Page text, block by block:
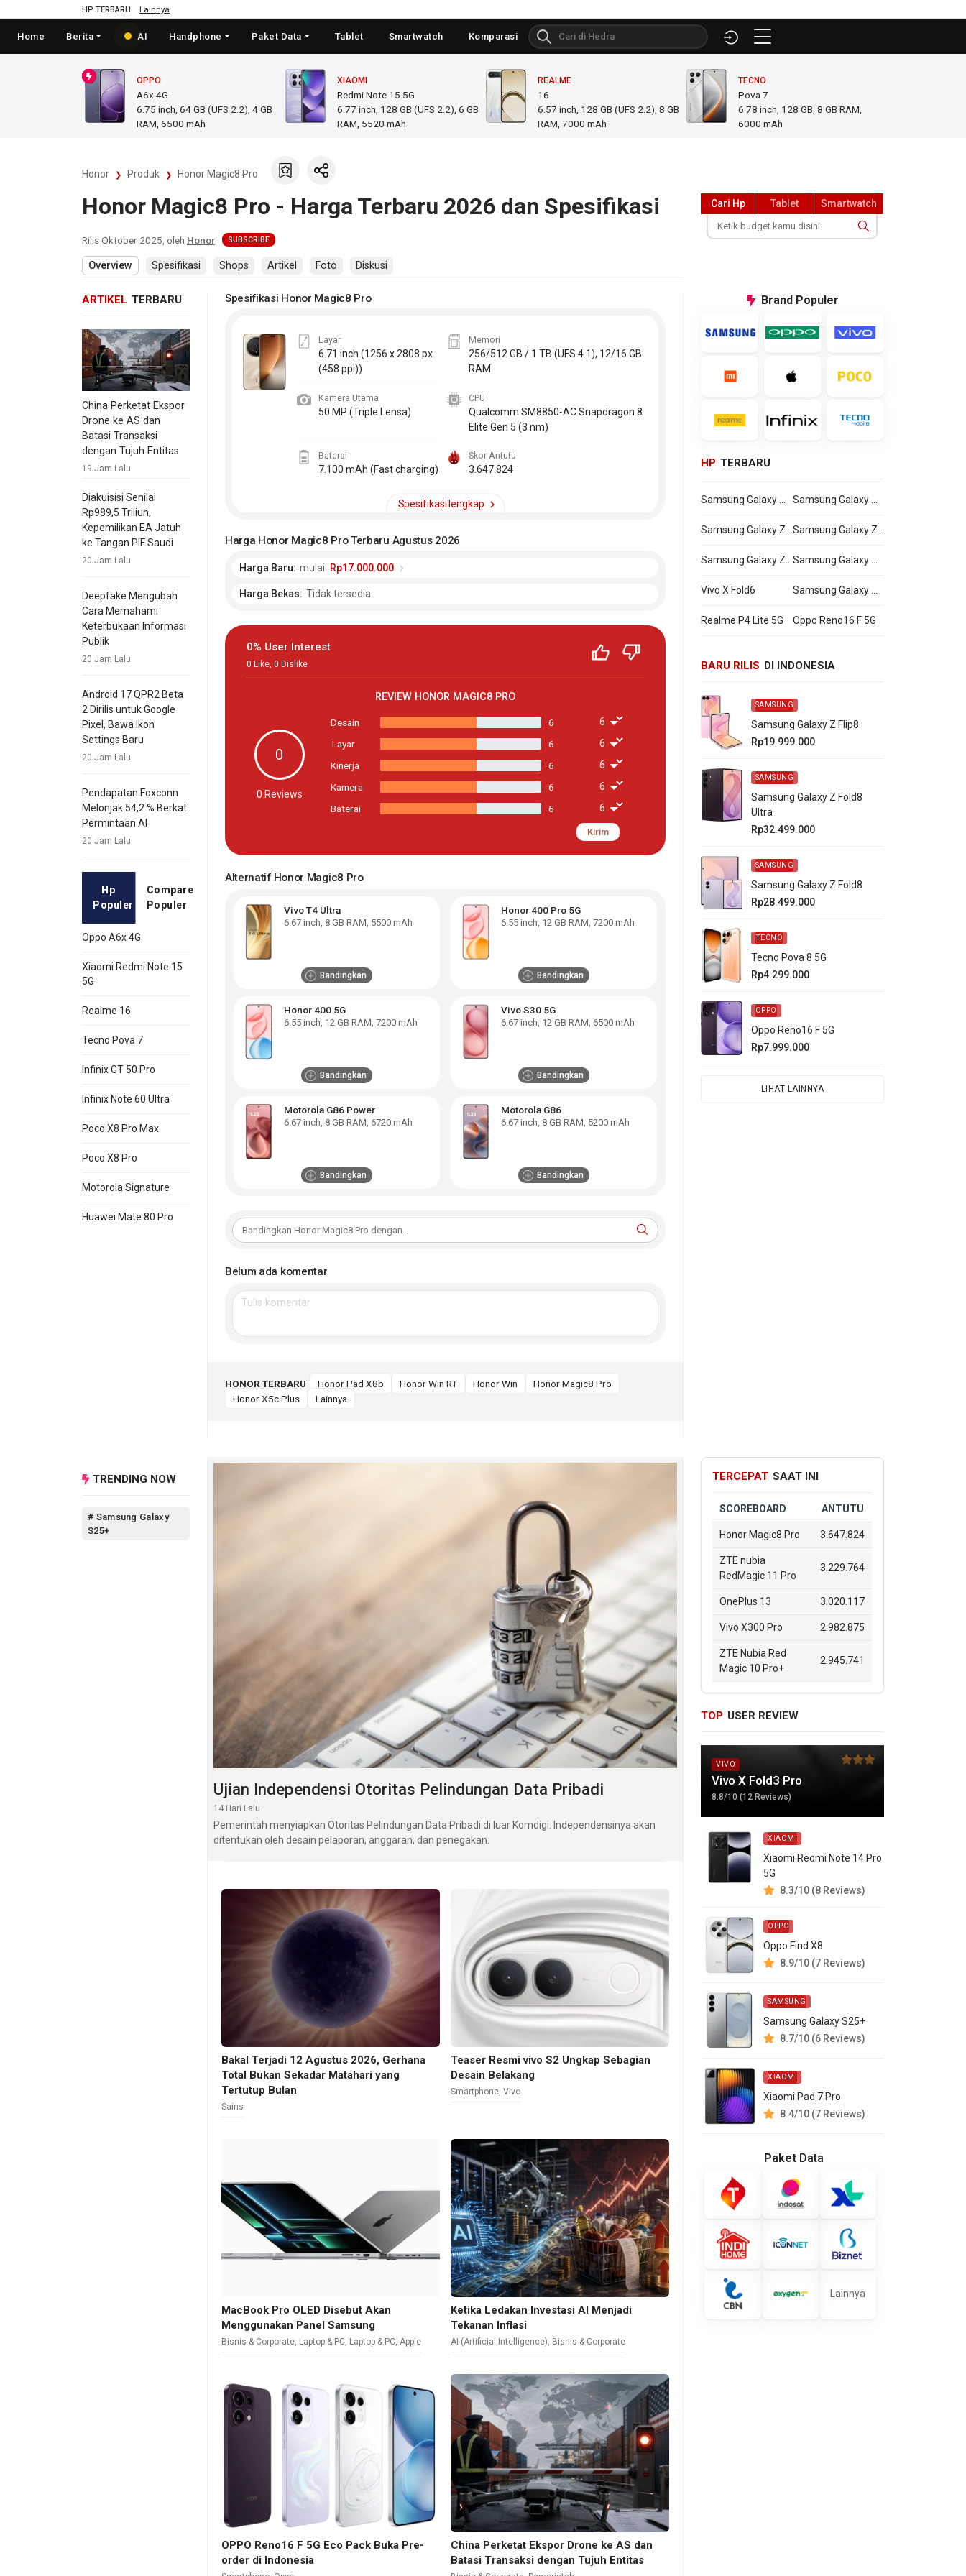
HP TERBARU Lainnya
Home Berita AI Handphone Paket Data Tablet Smartwatch Komparasi
OPPO
A6x 4G
6.75 inch, 64 GB (UFS 2.2), 4 GB
RAM 6500 mAh
XIAOMI
Redmi Note 15 5G
6.77 inch, 128 GB (UFS 2.2), 6 GB
RAM 5520 mAh
REALME
16
6.57 inch, 128 GB (UFS 2.2), 8 GB
RAM 7000 mAh
TECNO
Pova 7
6.78 inch, 128 GB, 8 GB RAM
6000 mAh
Honor Produk Honor Magic8 Pro
Honor Magic8 Pro - Harga Terbaru 2026 dan Spesifikasi
RilisOktober 2025 , oleh Honor SUBSCRIBE
Overview Spesifikasi Shops Artikel Foto Diskusi
Cari Hp Tablet Smartwatch
ARTIKEL TERBARU
China Perketat Ekspor
Drone ke AS dan
Batasi Transaksi
dengan Tujuh Entitas
19 Jam Lalu
Diakuisisi Senilai
Rp989,5 Triliun,
Kepemilikan EA Jatuh
ke Tangan PIF Saudi
20 Jam Lalu
Deepfake Mengubah
Cara Memahami
Keterbukaan Informasi
Publik
20 Jam Lalu
Android 17 QPR2 Beta
2 Dirilis untuk Google
Pixel, Bawa Ikon
Settings Baru
20 Jam Lalu
Pendapatan Foxconn
Melonjak 54,2 % Berkat
Permintaan AI
20 Jam Lalu
Hp
Populer
Compare
Populer
Oppo A6x 4G
Xiaomi Redmi Note 15
5G
Realme 16
Tecno Pova 7
Infinix GT 50 Pro
Infinix Note 60 Ultra
Poco X8 Pro Max
Poco X8 Pro
Motorola Signature
Huawei Mate 80 Pro
Spesifikasi Honor Magic8 Pro
Layar
6.71 inch (1256 x 2808 px
(458 ppi))
Memori
256/512 GB / 1 TB (UFS 4.1), 12/16 GB
RAM
Kamera Utama
50 MP (Triple Lensa)
CPU
Qualcomm SM8850-AC Snapdragon 8
Elite Gen 5 (3 nm)
Baterai
7.100 mAh (Fast charging)
Skor Antutu
3.647.824
Spesifikasi lengkap
Harga Honor Magic8 Pro Terbaru Agustus 2026
Harga Baru: mulai Rp17.000.000
Harga Bekas: Tidak tersedia
0% User Interest
0 Like, 0 Dislike
REVIEW HONOR MAGIC8 PRO
0
0 Reviews
Desain
6
Layar
6
Kinerja
6
Kamera
6
Baterai
6
Kirim
Alternatif Honor Magic8 Pro
Vivo T4 Ultra
6.67 inch, 8 GB RAM 5500 mAh
Bandingkan
Honor 400 Pro 5G
6.55 inch, 12 GB RAM ,7200 mAh
Bandingkan
Honor 400 5G
6.55 inch, 12 GB RAM ,7200 mAh
Bandingkan
Vivo S30 5G
6.67 inch, 12 GB RAM ,6500 mAh
Bandingkan
Motorola G86 Power
6.67 inch, 8 GB RAM ,6720 mAh
Bandingkan
Motorola G86
6.67 inch, 8 GB RAM 5200 mAh
Bandingkan
Belum ada komentar
HONOR TERBARU Honor Pad X8b Honor Win RT Honor Win
Honor Magic8 Pro
Honor X5c Plus
Lainnya
Brand Populer
HP TERBARU
Vivo X Fold6
Realme P4 Lite 5G Oppo Reno16 F 5G
BARU RILIS DI INDONESIA
SAMSUNG
Samsung Galaxy Z Flip8
Rp19.999.000
SAMSUNG
Samsung Galaxy Z Fold8
Ultra
Rp32.499.000
SAMSUNG
Samsung Galaxy Z Fold8
Rp28.499.000
TECNO
Tecno Pova 8 5G
Rp4.299.000
OPPO
Oppo Reno16 F 5G
Rp7.999.000
LIHAT LAINNYA
TRENDING NOW
# Samsung Galaxy
S25+
Ujian Independensi Otoritas Pelindungan Data Pribadi
14 Hari Lalu
Pemerintah menyiapkan Otoritas Pelindungan Data Pribadi di luar Komdigi. Independensinya akan
ditentukan oleh desain pelaporan, anggaran, dan penegakan.
Bakal Terjadi 12 Agustus 2026, Gerhana
Total Bukan Sekadar Matahari yang
Tertutup Bulan
Sains
Teaser Resmi vivo S2 Ungkap Sebagian
Desain Belakang
Smartphone ,Vivo
MacBook Pro OLED Disebut Akan
Menggunakan Panel Samsung
Bisnis & Corporate Laptop & PC Laptop & PC Apple
Ketika Ledakan Investasi AI Menjadi
Tekanan Inflasi
AI (Artificial Intelligence) Bisnis & Corporate
OPPO Reno16 F 5G Eco Pack Buka Pre-
order di Indonesia
China Perketat Ekspor Drone ke AS dan
Batasi Transaksi dengan Tujuh Entitas
TERCEPAT SAAT INI
SCOREBOARD ANTUTU
Honor Magic8 Pro 3.647.824
ZTE nubia
RedMagic 11 Pro
3.229.764
OnePlus 13 3.020.117
Vivo X300 Pro 2.982.875
ZTE Nubia Red
Magic 10 Pro+
2.945.741
TOP USER REVIEW
VIVO
Vivo X Fold3 Pro
8.8/10 (12 Reviews)
XIAOMI
Xiaomi Redmi Note 14 Pro
5G
8.3/10 (8 Reviews)
OPPO
Oppo Find X8
8.9/10 (7 Reviews)
SAMSUNG
Samsung Galaxy S25+
8.7/10 (6 Reviews)
XIAOMI
Xiaomi Pad 7 Pro
8.4/10 (7 Reviews)
Paket Data
Lainnya